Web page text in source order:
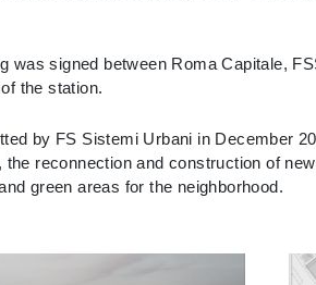
was signed between Roma Capitale,
the station.
by FS Sistemi Urbani in December
reconnection and construction of
green areas for the neighborhood.